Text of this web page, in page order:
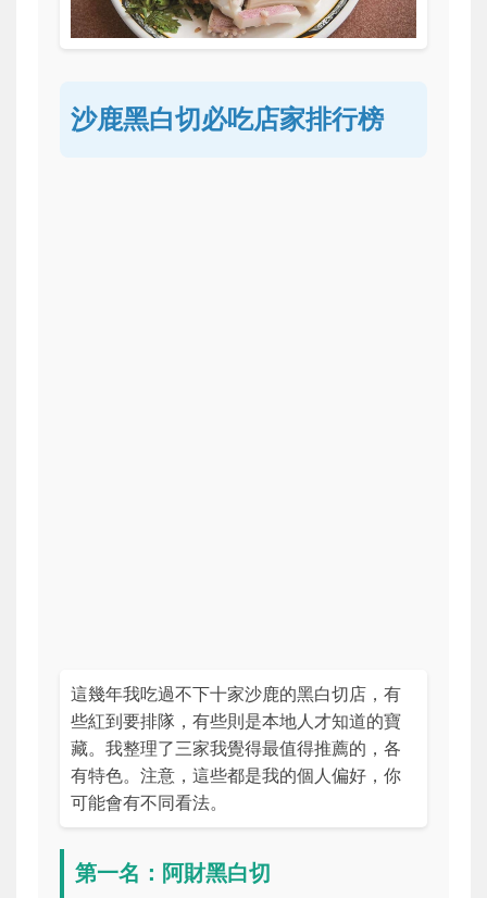
沙鹿黑白切必吃店家排行榜
這幾年我吃過不下十家沙鹿的黑白切店，有
些紅到要排隊，有些則是本地人才知道的寶
藏。我整理了三家我覺得最值得推薦的，各
有特色。注意，這些都是我的個人偏好，你
可能會有不同看法。
第一名：阿財黑白切